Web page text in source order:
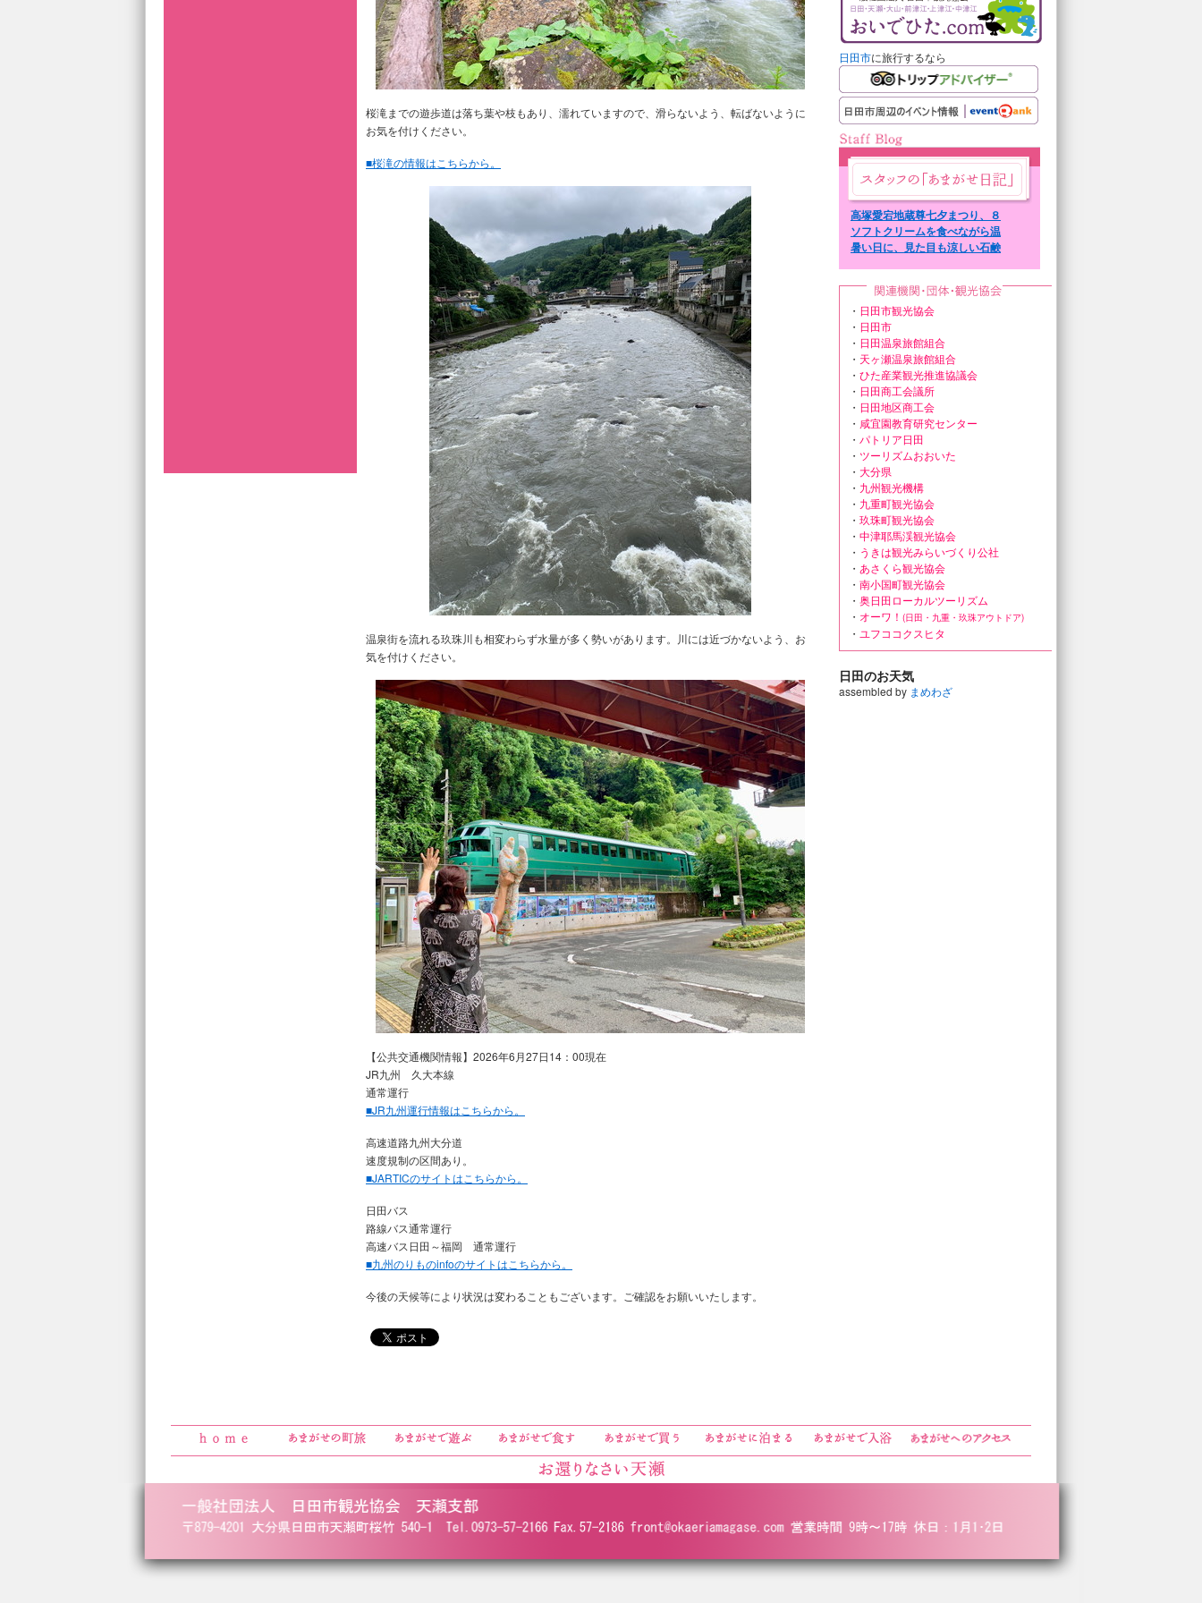
桜滝までの遊歩道は落ち葉や枝もあり、濡れていますので、滑らないよう、転ばないように
お気を付けください。
■桜滝の情報はこちらから。
温泉街を流れる玖珠川も相変わらず水量が多く勢いがあります。川には近づかないよう、お
気を付けください。
【公共交通機関情報】2026年6月27日14：00現在
JR九州 久大本線
通常運行
■JR九州運行情報はこちらから。
高速道路九州大分道
速度規制の区間あり。
■JARTICのサイトはこちらから。
日田バス
路線バス通常運行
高速バス日田～福岡 通常運行
■九州のりものinfoのサイトはこちらから。
今後の天候等により状況は変わることもございます。ご確認をお願いいたします。
日田市に旅行するなら
高塚愛宕地蔵尊七夕まつり、８
日７日まで。
ソフトクリームを食べながら温
泉街を散策。
暑い日に、見た目も涼しい石鹸
・ 日田市観光協会
・ 日田市
・ 日田温泉旅館組合
・ 天ヶ瀬温泉旅館組合
・ ひた産業観光推進協議会
・ 日田商工会議所
・ 日田地区商工会
・ 咸宜園教育研究センター
・ パトリア日田
・ ツーリズムおおいた
・ 大分県
・ 九州観光機構
・ 九重町観光協会
・ 玖珠町観光協会
・ 中津耶馬渓観光協会
・ うきは観光みらいづくり公社
・ あさくら観光協会
・ 南小国町観光協会
・ 奥日田ローカルツーリズム
・ オーワ！ (日田・九重・玖珠アウトドア)
・ ユフココクスヒタ
日田のお天気
assembled by まめわざ